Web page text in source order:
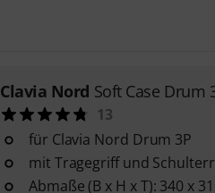
Clavia Nord Soft Case Drum
13
für Clavia Nord Drum 3P
mit Tragegriff und
Abmaße (B x H x T): 340 x